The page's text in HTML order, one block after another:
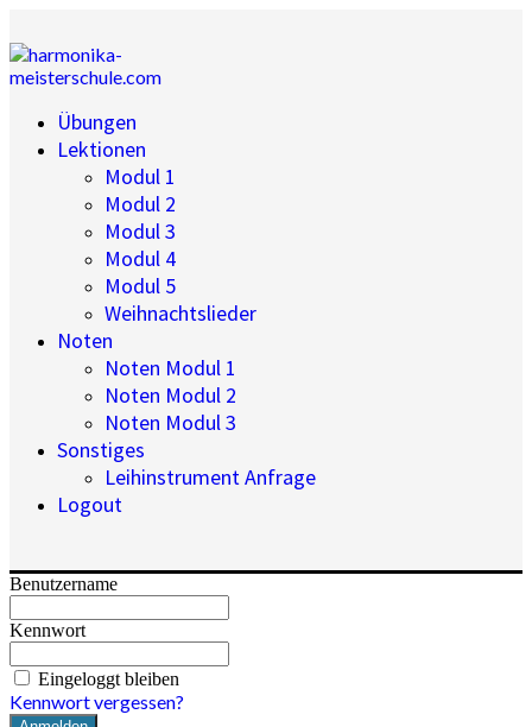
Übungen
Lektionen
Modul 1
Modul 2
Modul 3
Modul 4
Modul 5
Weihnachtslieder
Noten
Noten Modul 1
Noten Modul 2
Noten Modul 3
Sonstiges
Leihinstrument Anfrage
Logout
Benutzername
Kennwort
Eingeloggt bleiben
Kennwort vergessen?